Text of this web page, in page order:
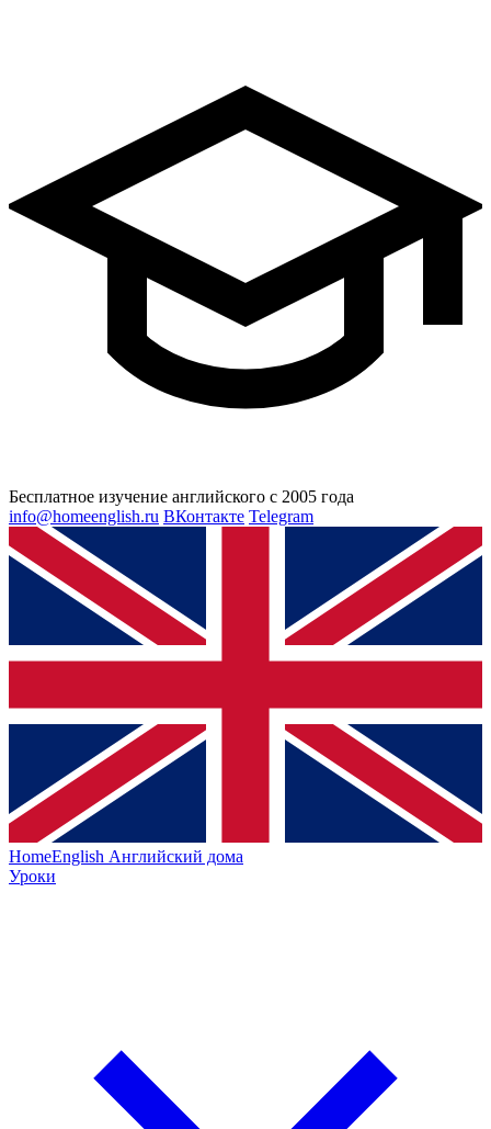
Бесплатное изучение английского с 2005 года
info@homeenglish.ru ВКонтакте Telegram
HomeEnglish Английский дома
Уроки